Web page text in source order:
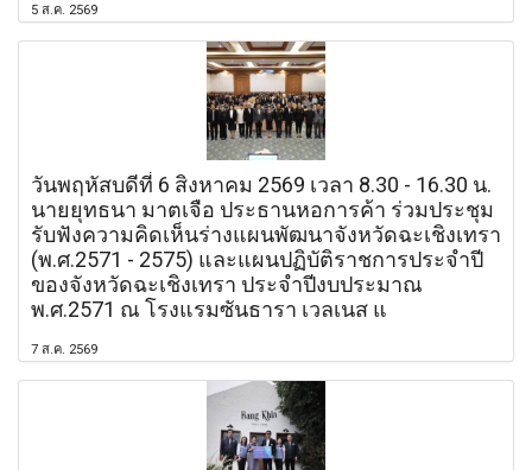
5 ส.ค. 2569
วันพฤหัสบดีที่ 6 สิงหาคม 2569 เวลา 8.30 - 16.30 น.
นายยุทธนา มาตเจือ ประธานหอการค้า ร่วมประชุม
รับฟังความคิดเห็นร่างแผนพัฒนาจังหวัดฉะเชิงเทรา
(พ.ศ.2571 - 2575) และแผนปฏิบัติราชการประจำปี
ของจังหวัดฉะเชิงเทรา ประจำปีงบประมาณ
พ.ศ.2571 ณ โรงแรมซันธารา เวลเนส แ
7 ส.ค. 2569